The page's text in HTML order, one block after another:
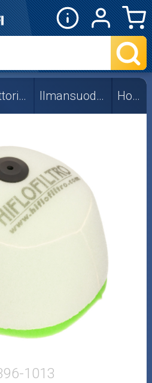
Moottorin osat Ilmansuodattimet Honda
1013